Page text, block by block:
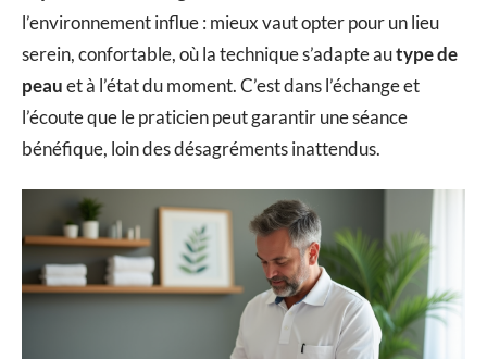
l’environnement influe : mieux vaut opter pour un lieu
serein, confortable, où la technique s’adapte autype de
peauet à l’état du moment. C’est dans l’échange et
l’écoute que le praticien peut garantir une séance
bénéfique, loin des désagréments inattendus.